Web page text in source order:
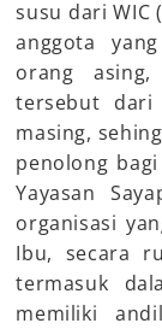
susu dari WIC
anggota
orang
tersebut dari
masing,
penolong
Yayasan
organisasi
Ibu, secara
termasuk
memiliki